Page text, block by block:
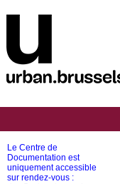
Le Centre de
Documentation est
uniquement accessible
sur rendez-vous :